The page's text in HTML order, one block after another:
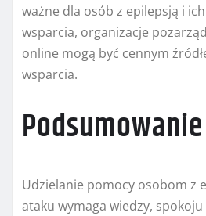
ważne dla osób z epilepsją i
wsparcia, organizacje
online mogą być cennym
wsparcia.
Podsumowanie
Udzielanie pomocy osobom z
ataku wymaga wiedzy,